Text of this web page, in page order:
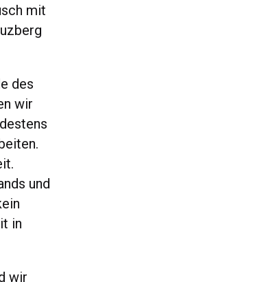
mit
des
wir
und
in
wir